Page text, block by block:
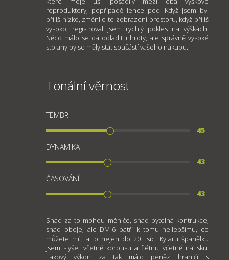
reproduktory, popřípadě lehce pod. Když jsem byl
příliš nízko, změnilo to zobrazení prostoru, když příliš
vysoko, registroval jsem rychlý pokles na výškách.
Něco málo se dá odladit i hroty, ale správně vysoké
stojany by se měly stát součástí vašeho nákupu.
Tonální věrnost
TÉMBR
45
DYNAMIKA
43
ČASOVÁNÍ
43
Snad za to mohou měniče, snad bytelná kontrukce,
snad oboje, ale DM-6 patří k tomu nejlepšímu, co
můžete mít, a to nejen do 20 tisíc. Kytaru španělku
jsem slyšel včetně korpusu a flétnu včetně nátisku.
Takový výkon za tak málo peněz hraničí s